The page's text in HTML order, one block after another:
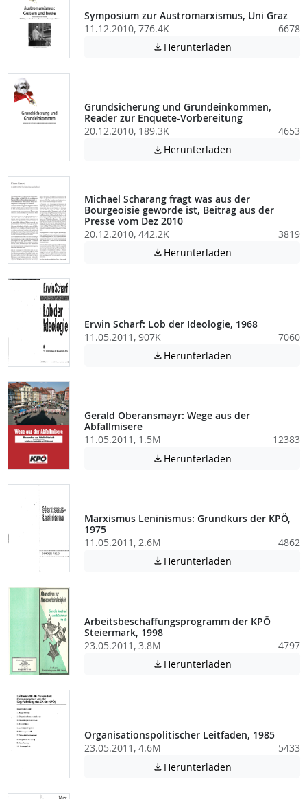
Symposium zur Austromarxismus, Uni Graz
11.12.2010, 776.4K
6678
 Herunterladen
Grundsicherung und Grundeinkommen,
Reader zur Enquete-Vorbereitung
20.12.2010, 189.3K
4653
 Herunterladen
Michael Scharang fragt was aus der
Bourgeoisie geworde ist, Beitrag aus der
Presse vom Dez 2010
20.12.2010, 442.2K
3819
 Herunterladen
Erwin Scharf: Lob der Ideologie, 1968
11.05.2011, 907K
7060
 Herunterladen
Gerald Oberansmayr: Wege aus der
Abfallmisere
11.05.2011, 1.5M
12383
 Herunterladen
Marxismus Leninismus: Grundkurs der KPÖ,
1975
11.05.2011, 2.6M
4862
 Herunterladen
Arbeitsbeschaffungsprogramm der KPÖ
Steiermark, 1998
23.05.2011, 3.8M
4797
 Herunterladen
Organisationspolitischer Leitfaden, 1985
23.05.2011, 4.6M
5433
 Herunterladen